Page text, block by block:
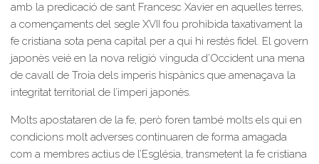
amb la predicació de sant Francesc Xavier en aquelles terres,
a començaments del segle XVII fou prohibida taxativament la
fe cristiana sota pena capital per a qui hi restés fidel. El govern
japonès veié en la nova religió vinguda d’Occident una mena
de cavall de Troia dels imperis hispànics que amenaçava la
integritat territorial de l’imperi japonès.
Molts apostataren de la fe, però foren també molts els qui en
condicions molt adverses continuaren de forma amagada
com a membres actius de l’Església, transmetent la fe cristiana